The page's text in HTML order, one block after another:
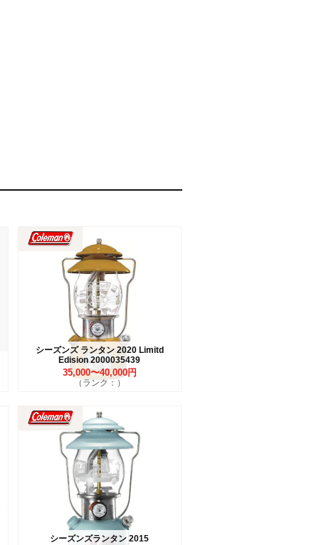
シーズンズ ランタン 2020 Limitd
Edision 2000035439
35,000〜40,000円
（ランク：）
シーズンズランタン 2015